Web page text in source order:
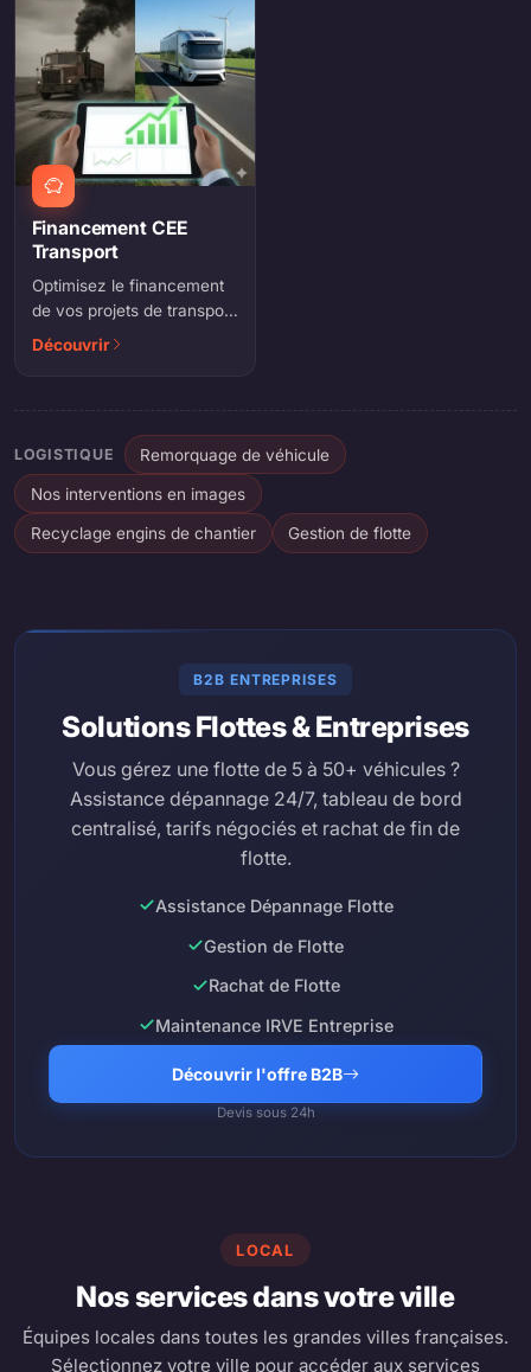
Financement CEE
Transport
Optimisez le financement
de vos projets de transport
grâce aux primes CEE
Découvrir
LOGISTIQUE Remorquage de véhicule
Nos interventions en images
Recyclage engins de chantier Gestion de flotte
B2B ENTREPRISES
Solutions Flottes & Entreprises
Vous gérez une flotte de 5 à 50+ véhicules ?
Assistance dépannage 24/7, tableau de bord
centralisé, tarifs négociés et rachat de fin de
flotte.
Assistance Dépannage Flotte
Gestion de Flotte
Rachat de Flotte
Maintenance IRVE Entreprise
Découvrir l'offre B2B
Devis sous 24h
LOCAL
Nos services dans votre ville
Équipes locales dans toutes les grandes villes françaises.
Sélectionnez votre ville pour accéder aux services